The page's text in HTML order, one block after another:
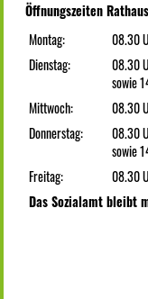
Öffnungszeiten
Montag:
08.30
Dienstag:
08.30
sowie
Mittwoch:
08.30
Donnerstag:
08.30
sowie
Freitag:
08.30
Das Sozialamt bleibt